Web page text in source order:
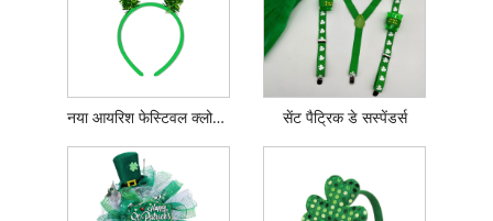
नया आयरिश फेस्टिवल क्लोवर हेडबैंड सेंट पैट्रिक डे सस्पेंडर्स